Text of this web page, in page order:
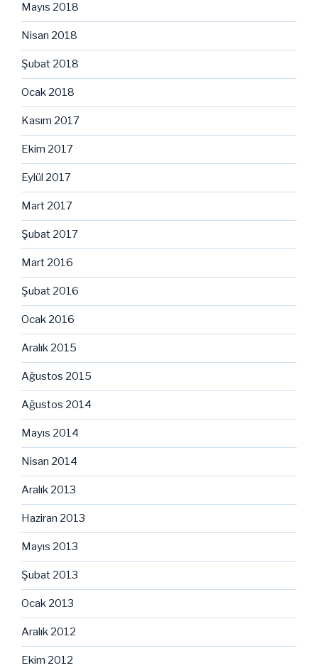
Mayıs 2018
Nisan 2018
Şubat 2018
Ocak 2018
Kasım 2017
Ekim 2017
Eylül 2017
Mart 2017
Şubat 2017
Mart 2016
Şubat 2016
Ocak 2016
Aralık 2015
Ağustos 2015
Ağustos 2014
Mayıs 2014
Nisan 2014
Aralık 2013
Haziran 2013
Mayıs 2013
Şubat 2013
Ocak 2013
Aralık 2012
Ekim 2012